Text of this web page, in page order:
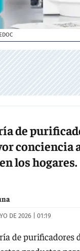
de
conciencia
los hogares.
DE 2026 | 01:19
de purificadores